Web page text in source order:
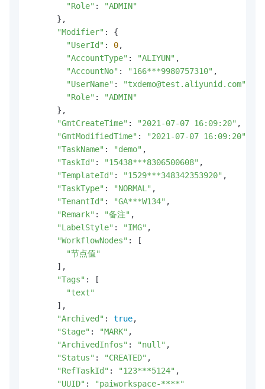
"Role" :
"ADMIN"
      },
"Modifier" : {
"UserId" : 0,
"AccountType" : "ALIYUN" ,
"AccountNo" : "166***9980757310" ,
"UserName" : "txdemo@test.aliyunid.com"
"Role" :
"ADMIN"
      },
"GmtCreateTime" : "2021-07-07 16:09:20" ,
"GmtModifiedTime" : "2021-07-07 16:09:20"
"TaskName" : "demo" ,
"TaskId" : "15438***8306500608" ,
"TemplateId" : "1529***348342353920" ,
"TaskType" : "NORMAL" ,
"TenantId" : "GA***W134" ,
"Remark" : "备注" ,
"LabelStyle" : "IMG" ,
"WorkflowNodes" : [
"节点值"
      ],
"Tags" : [
"text"
      ],
"Archived" : true,
"Stage" : "MARK" ,
"ArchivedInfos" : "null" ,
"Status" : "CREATED" ,
"RefTaskId" : "123***5124" ,
"UUID" :
"paiworkspace-****"